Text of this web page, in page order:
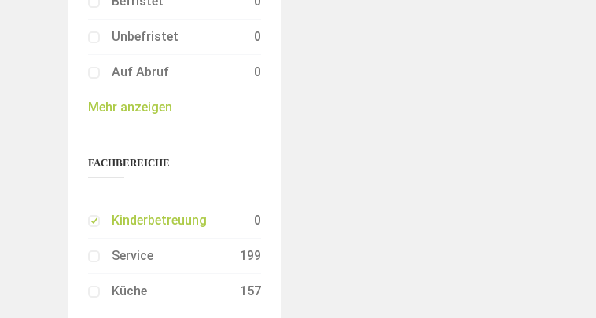
Unbefristet 0
Auf Abruf 0
Mehr anzeigen
FACHBEREICHE
Kinderbetreuung 0
Service 199
Küche 157